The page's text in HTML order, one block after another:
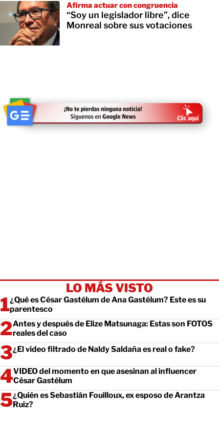
Afirma actuar con congruencia
“Soy un legislador libre”, dice
Monreal sobre sus votaciones
LO MÁS VISTO
¿Qué es César Gastélum de Ana Gastélum? Este es su
parentesco
Antes y después de Elize Matsunaga: Estas son FOTOS
reales del caso
¿El video filtrado de Naldy Saldaña es real o fake?
VIDEO del momento en que asesinan al influencer
César Gastélum
¿Quién es Sebastián Fouilloux, ex esposo de Arantza
Ruiz?